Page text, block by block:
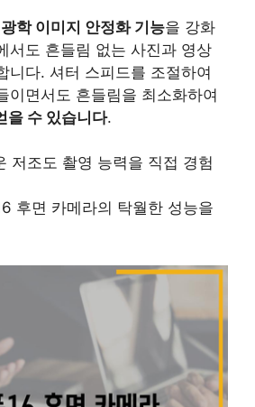
광학 이미지 안정화 기능을 강화
서도 흔들림 없는 사진과 영상
니다. 셔터 스피드를 조절하여
이면서도 흔들림을 최소화하여
을 수 있습니다.
저조도 촬영 능력을 직접 경험
후면 카메라의 탁월한 성능을